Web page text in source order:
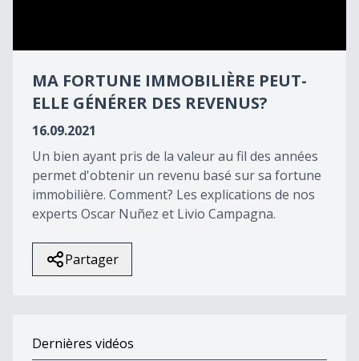
minutes,
seconds
MA FORTUNE IMMOBILIÈRE PEUT-
ELLE GÉNÉRER DES REVENUS?
16.09.2021
Un bien ayant pris de la valeur au fil des années
permet d'obtenir un revenu basé sur sa fortune
immobilière. Comment? Les explications de nos
experts Oscar Nuñez et Livio Campagna.
Partager
Dernières vidéos